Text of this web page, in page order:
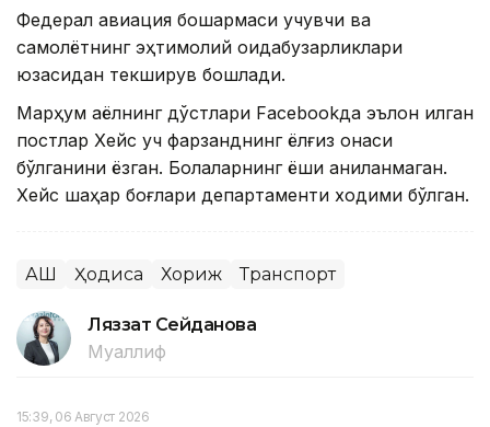
Федерал авиация бошқармаси учувчи ва
самолётнинг эҳтимолий қоидабузарликлари
юзасидан текширув бошлади.
Марҳум аёлнинг дўстлари Facebookда эълон қилган
постлар Хейс уч фарзанднинг ёлғиз онаси
бўлганини ёзган. Болаларнинг ёши аниқланмаган.
Хейс шаҳар боғлари департаменти ходими бўлган.
АҚШ Ҳодиса Хориж Транспорт
Ляззат Сейданова
Муаллиф
15:39, 06 Август 2026